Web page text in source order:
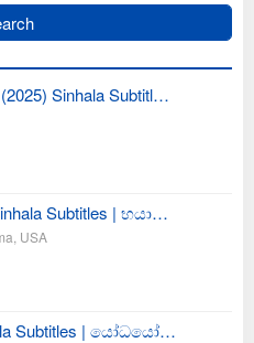
Sinhala Subtitl…
Subtitles | භයා…
USA
Subtitles | යෝධයෝ…